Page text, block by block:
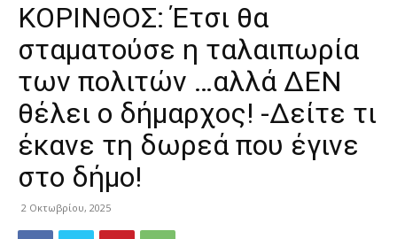
ΚΟΡΙΝΘΟΣ: Έτσι θα
σταματούσε η ταλαιπωρία
των πολιτών …αλλά ΔΕΝ
θέλει ο δήμαρχος! -Δείτε τι
έκανε τη δωρεά που έγινε
στο δήμο!
2 Οκτωβρίου, 2025